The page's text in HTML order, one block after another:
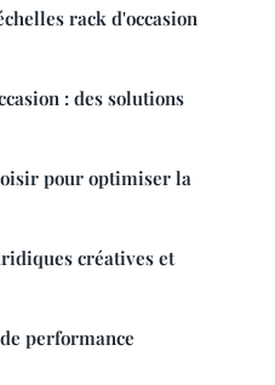
rack d'occasion
: des solutions
pour optimiser la
créatives et
performance